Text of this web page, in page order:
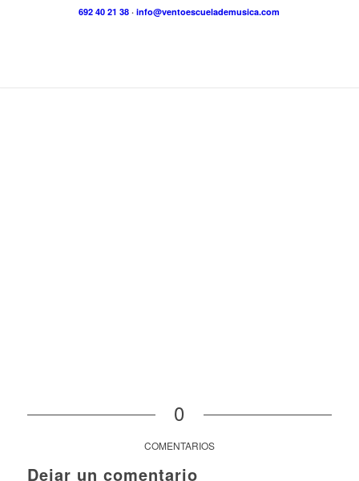
692 40 21 38 ·info@ventoescuelademusica.com
0
COMENTARIOS
Dejar un comentario